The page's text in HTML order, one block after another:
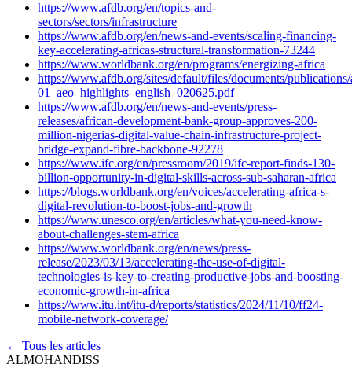
https://www.afdb.org/en/topics-and-
sectors/sectors/infrastructure
https://www.afdb.org/en/news-and-events/scaling-financing-
key-accelerating-africas-structural-transformation-73244
https://www.worldbank.org/en/programs/energizing-africa
https://www.afdb.org/sites/default/files/documents/
01_aeo_highlights_english_020625.pdf
https://www.afdb.org/en/news-and-events/press-
releases/african-development-bank-group-approves-200-
million-nigerias-digital-value-chain-infrastructure-project-
bridge-expand-fibre-backbone-92278
https://www.ifc.org/en/pressroom/2019/ifc-report-finds-130-
billion-opportunity-in-digital-skills-across-sub-saharan-africa
https://blogs.worldbank.org/en/voices/accelerating-africa-s-
digital-revolution-to-boost-jobs-and-growth
https://www.unesco.org/en/articles/what-you-need-know-
about-challenges-stem-africa
https://www.worldbank.org/en/news/press-
release/2023/03/13/accelerating-the-use-of-digital-
technologies-is-key-to-creating-productive-jobs-and-boosting-
economic-growth-in-africa
https://www.itu.int/itu-d/reports/statistics/2024/11/10/ff24-
mobile-network-coverage/
← Tous les articles
ALMOHANDISS